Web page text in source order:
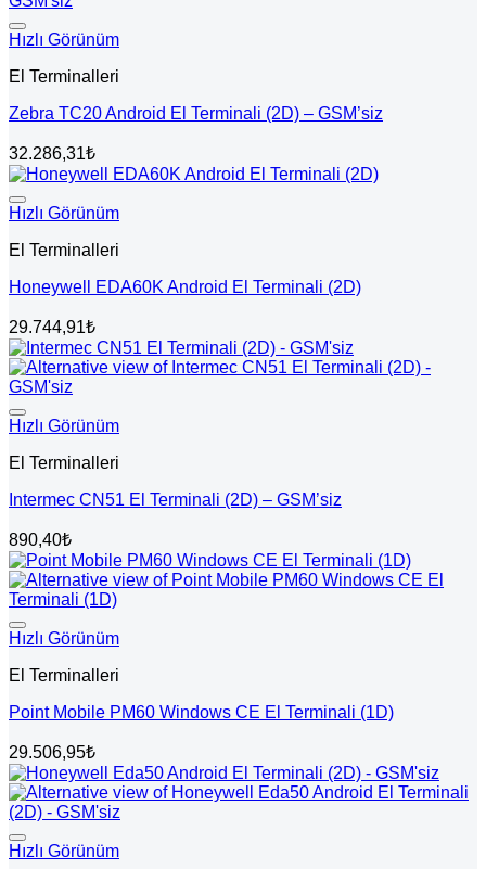
Hızlı Görünüm
El Terminalleri
Zebra TC20 Android El Terminali (2D) – GSM’siz
32.286,31₺
Hızlı Görünüm
El Terminalleri
Honeywell EDA60K Android El Terminali (2D)
29.744,91₺
Hızlı Görünüm
El Terminalleri
Intermec CN51 El Terminali (2D) – GSM’siz
890,40₺
Hızlı Görünüm
El Terminalleri
Point Mobile PM60 Windows CE El Terminali (1D)
29.506,95₺
Hızlı Görünüm